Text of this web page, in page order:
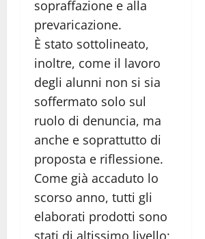
sopraffazione e alla
prevaricazione.
È stato sottolineato,
inoltre, come il lavoro
degli alunni non si sia
soffermato solo sul
ruolo di denuncia, ma
anche e soprattutto di
proposta e riflessione.
Come già accaduto lo
scorso anno, tutti gli
elaborati prodotti sono
stati di altissimo livello;